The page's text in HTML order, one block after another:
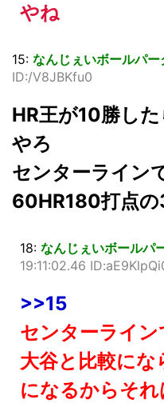
やね
15: なんじぇいボールパー
ID:/V8JBKfu0
HR王が10勝し
やろ
センターライン
60HR180打点の
18: なんじぇいボールパ
19:11:02.46
>>15
センターライ
大谷と比較に
になるからそ